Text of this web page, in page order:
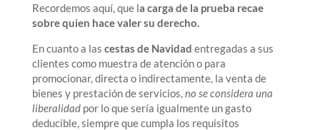
Recordemos aquí, que la carga de la prueba recae
sobre quien hace valer su derecho.
En cuanto a las cestas de Navidad entregadas a sus
clientes como muestra de atención o para
promocionar, directa o indirectamente, la venta de
bienes y prestación de servicios,no se considera una
liberalidadpor lo que sería igualmente un gasto
deducible, siempre que cumpla los requisitos